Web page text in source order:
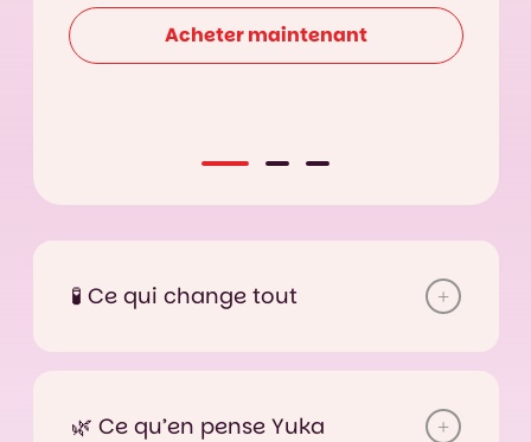
🧪 Ce qui change tout
🌿 Ce qu’en pense Yuka
Acheter maintenant